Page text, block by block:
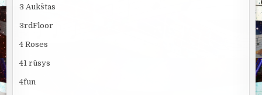
3 Aukštas
3rdFloor
4 Roses
41 rūsys
4fun